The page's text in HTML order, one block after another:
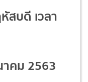
สบดี เวลา
คม 2563